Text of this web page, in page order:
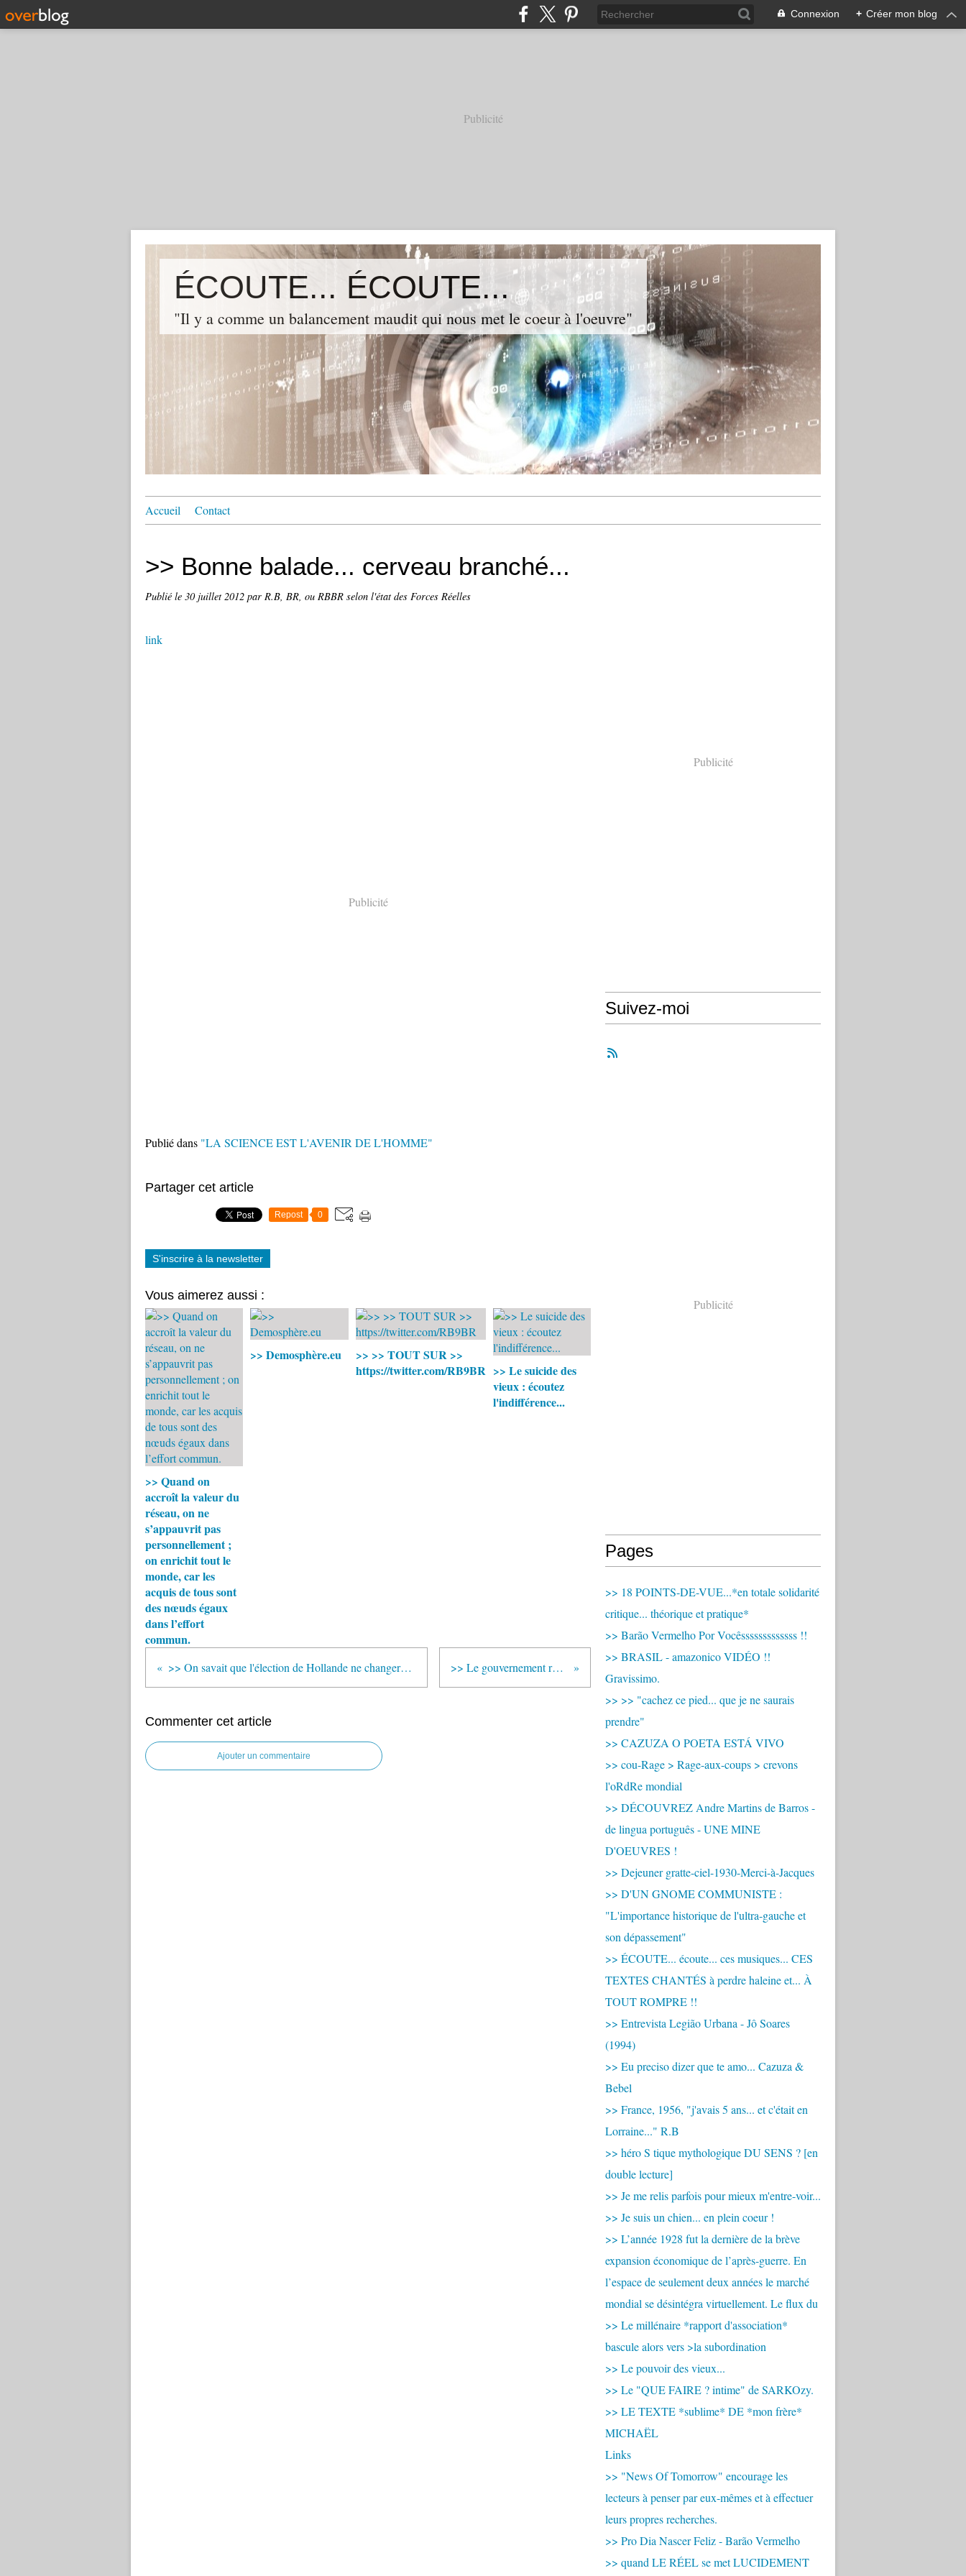
Connexion + Créer mon blog
Publicité
ÉCOUTE... ÉCOUTE...
"Il y a comme un balancement maudit qui nous met le coeur à l'oeuvre"
Accueil Contact
>> Bonne balade... cerveau branché...
Publié le 30 juillet 2012 par R.B, BR, ou RBBR selon l'état des Forces Réelles
link
Publicité
Publié dans "LA SCIENCE EST L'AVENIR DE L'HOMME"
Partager cet article
Repost 0
S'inscrire à la newsletter
Vous aimerez aussi :
>> Quand on
accroît la valeur du
réseau, on ne
s’appauvrit pas
personnellement ;
on enrichit tout le
monde, car les
acquis de tous sont
des nœuds égaux
dans l’effort
commun.
>> Demosphère.eu
>> >> TOUT SUR >>
https://twitter.com/RB9BR >> Le suicide des
vieux : écoutez
l'indifférence...
>> On savait que l'élection de Hollande ne changerait pas la politique belliciste de la France. On en a aujourd'hui une triste confirmation. >> Le gouvernement renonce à une hausse de la CSG pour 2013 !
Commenter cet article
Ajouter un commentaire
Publicité
Suivez-moi
Publicité
Pages
>> 18 POINTS-DE-VUE...*en totale solidarité
critique... théorique et pratique*
>> Barão Vermelho Por Vocêsssssssssssss !!
>> BRASIL - amazonico VIDÉO !!
Gravissimo.
>> >> "cachez ce pied... que je ne saurais
prendre"
>> CAZUZA O POETA ESTÁ VIVO
>> cou-Rage > Rage-aux-coups > crevons
l'oRdRe mondial
>> DÉCOUVREZ Andre Martins de Barros -
de lingua português - UNE MINE
D'OEUVRES !
>> Dejeuner gratte-ciel-1930-Merci-à-Jacques
>> D'UN GNOME COMMUNISTE :
"L'importance historique de l'ultra-gauche et
son dépassement"
>> ÉCOUTE... écoute... ces musiques... CES
TEXTES CHANTÉS à perdre haleine et... À
TOUT ROMPRE !!
>> Entrevista Legião Urbana - Jô Soares
(1994)
>> Eu preciso dizer que te amo... Cazuza &
Bebel
>> France, 1956, "j'avais 5 ans... et c'était en
Lorraine..." R.B
>> héro S tique mythologique DU SENS ? [en
double lecture]
>> Je me relis parfois pour mieux m'entre-voir...
>> Je suis un chien... en plein coeur !
>> L’année 1928 fut la dernière de la brève
expansion économique de l’après-guerre. En
l’espace de seulement deux années le marché
mondial se désintégra virtuellement. Le flux du
>> Le millénaire *rapport d'association*
bascule alors vers >la subordination
>> Le pouvoir des vieux...
>> Le "QUE FAIRE ? intime" de SARKOzy.
>> LE TEXTE *sublime* DE *mon frère*
MICHAËL
Links
>> "News Of Tomorrow" encourage les
lecteurs à penser par eux-mêmes et à effectuer
leurs propres recherches.
>> Pro Dia Nascer Feliz - Barão Vermelho
>> quand LE RÉEL se met LUCIDEMENT